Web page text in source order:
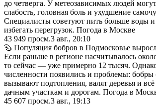
до четверга. У метеозависимых людей
слабость, головная боль и ухудшение
Специалисты советуют пить больше воды
избегать перегрузок. Погода в Москве
43 949 просм.3 авг., 20:10
🦫 Популяция бобров в Подмосковье
Если раньше в регионе насчитывалось
то сейчас — уже примерно 12 тысяч.
численности появились и проблемы: бобры
вызывают подтопления, валят деревья и
дачным участкам и дорогам. Погода в
45 607 просм.3 авг., 19:13